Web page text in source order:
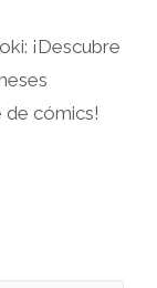
¡Descubre
de cómics!